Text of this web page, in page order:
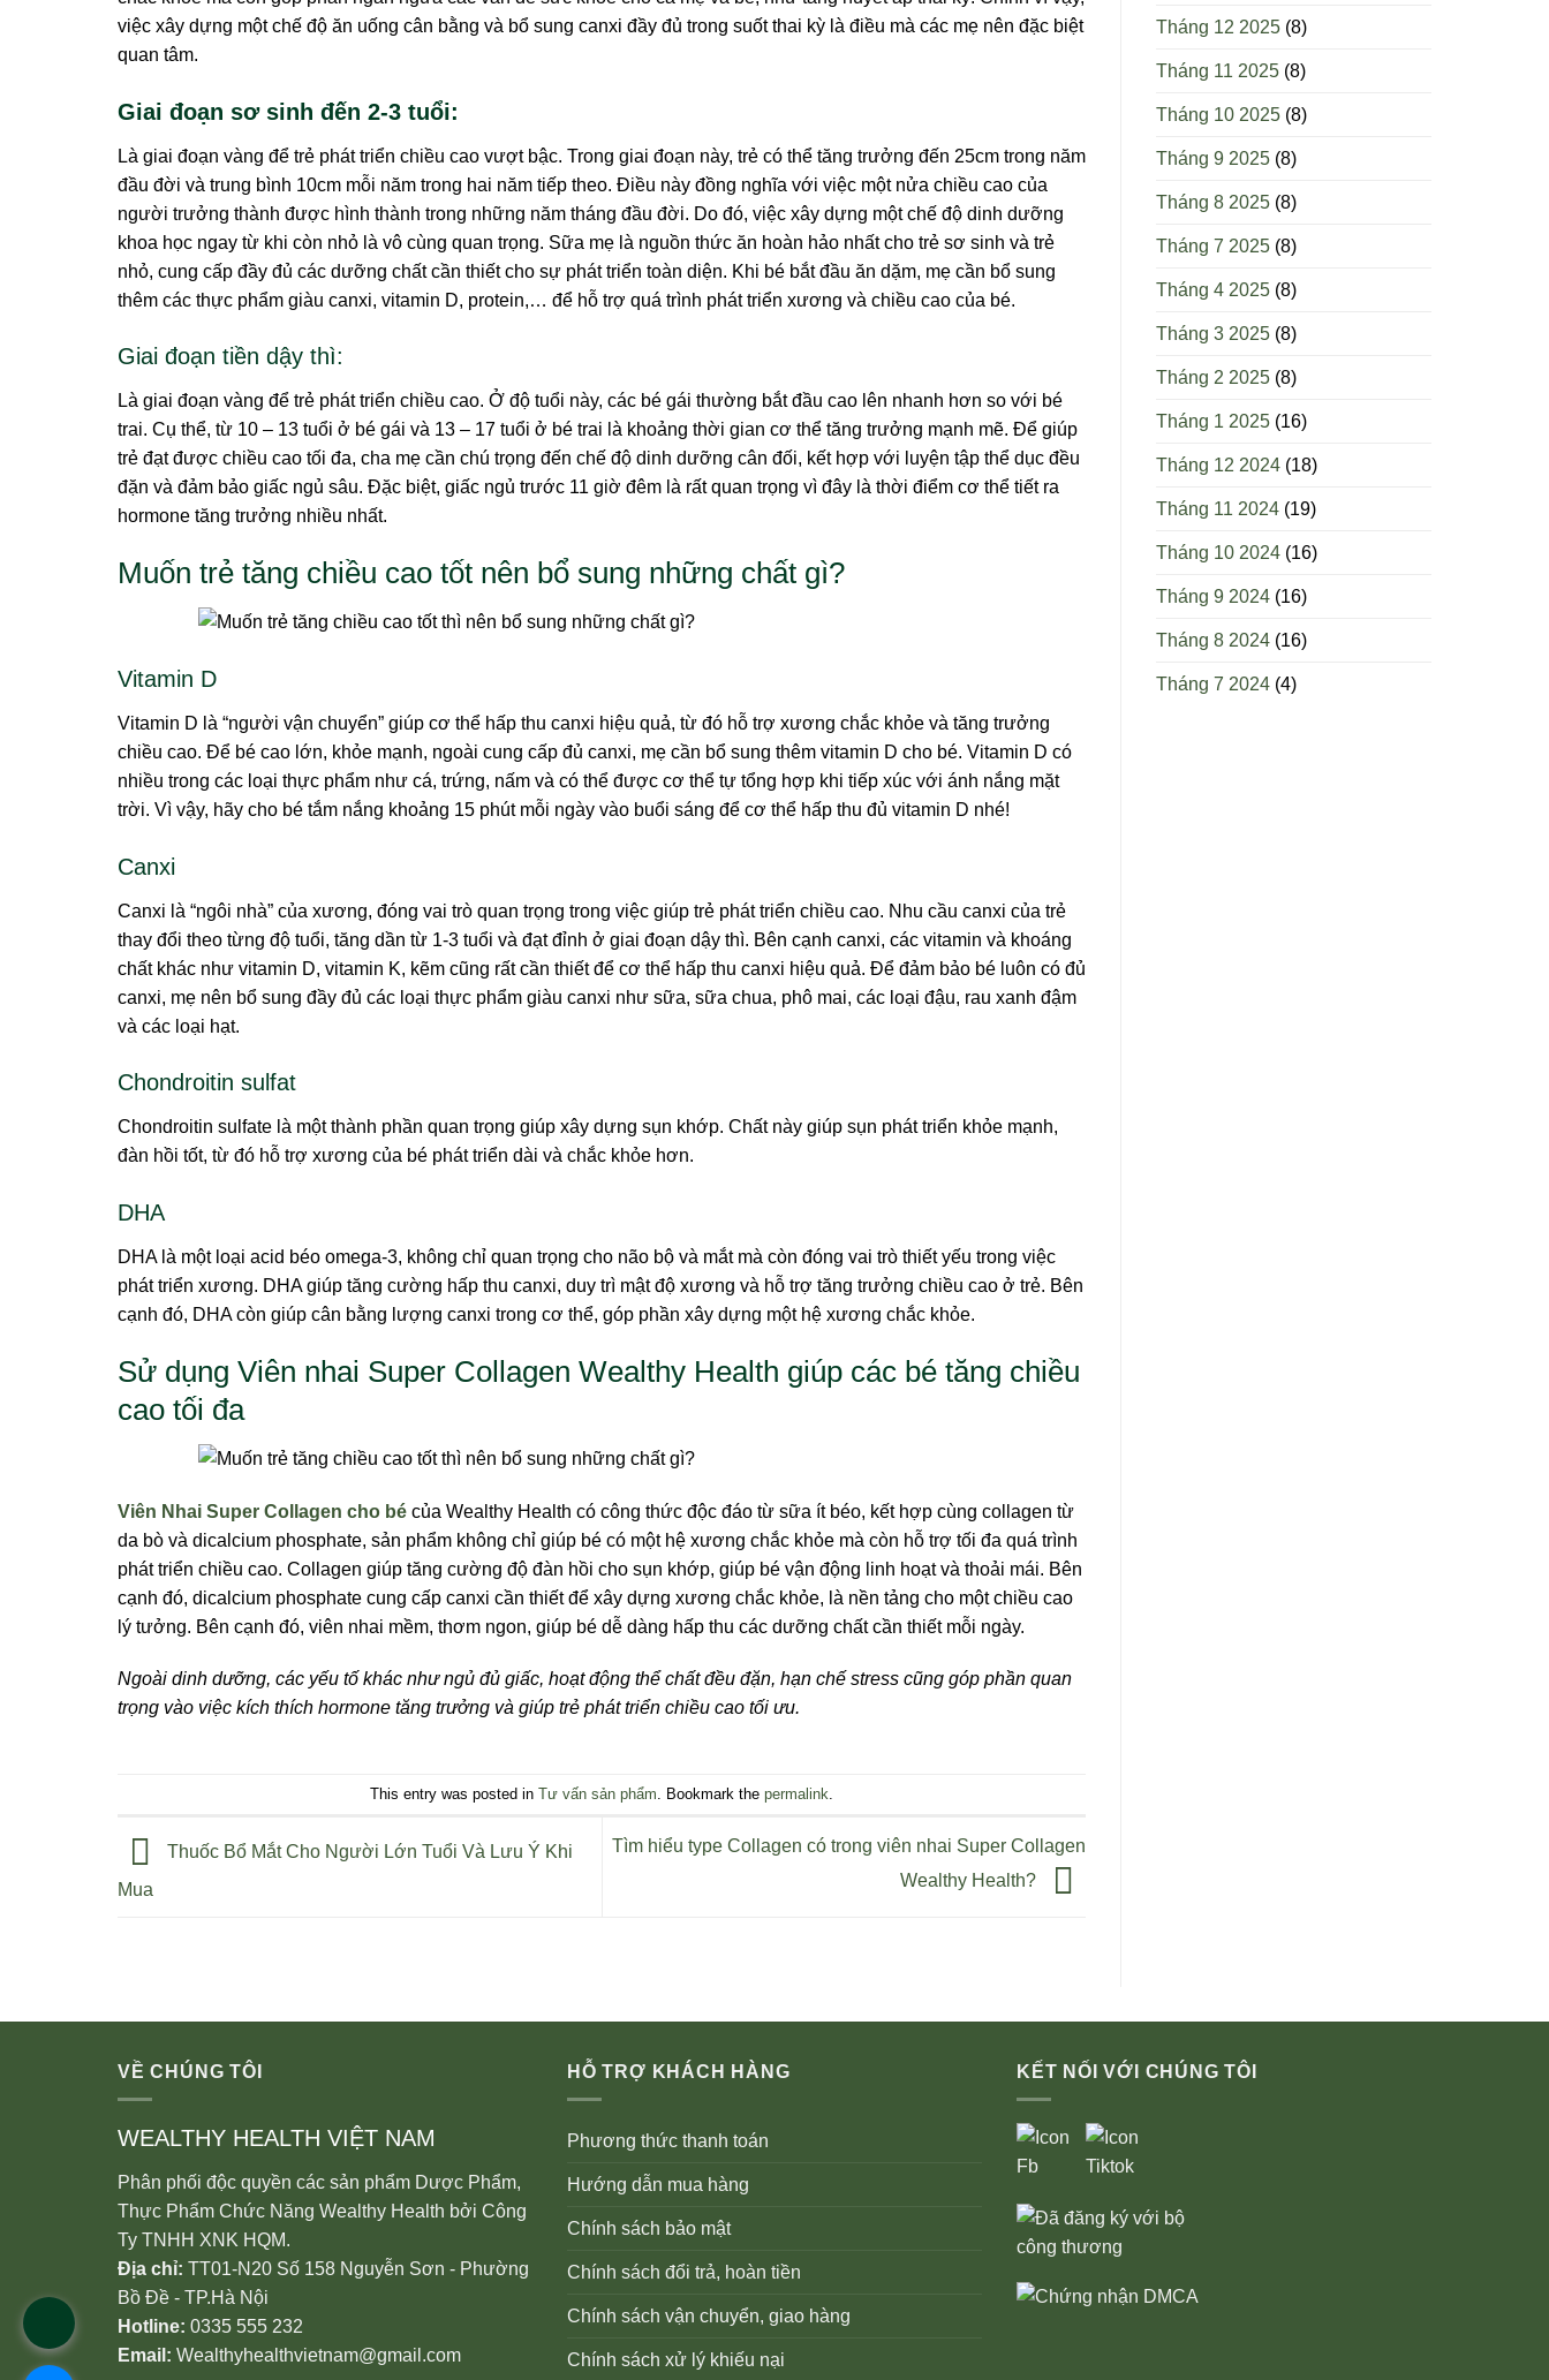
việc xây dựng một chế độ ăn uống cân bằng và bổ sung canxi đầy đủ trong suốt thai kỳ là điều mà các mẹ nên đặc biệt
quan tâm.
Giai đoạn sơ sinh đến 2-3 tuổi:
Là giai đoạn vàng để trẻ phát triển chiều cao vượt bậc. Trong giai đoạn này, trẻ có thể tăng trưởng đến 25cm trong năm
đầu đời và trung bình 10cm mỗi năm trong hai năm tiếp theo. Điều này đồng nghĩa với việc một nửa chiều cao của
người trưởng thành được hình thành trong những năm tháng đầu đời. Do đó, việc xây dựng một chế độ dinh dưỡng
khoa học ngay từ khi còn nhỏ là vô cùng quan trọng. Sữa mẹ là nguồn thức ăn hoàn hảo nhất cho trẻ sơ sinh và trẻ
nhỏ, cung cấp đầy đủ các dưỡng chất cần thiết cho sự phát triển toàn diện. Khi bé bắt đầu ăn dặm, mẹ cần bổ sung
thêm các thực phẩm giàu canxi, vitamin D, protein,… để hỗ trợ quá trình phát triển xương và chiều cao của bé.
Giai đoạn tiền dậy thì:
Là giai đoạn vàng để trẻ phát triển chiều cao. Ở độ tuổi này, các bé gái thường bắt đầu cao lên nhanh hơn so với bé
trai. Cụ thể, từ 10 – 13 tuổi ở bé gái và 13 – 17 tuổi ở bé trai là khoảng thời gian cơ thể tăng trưởng mạnh mẽ. Để giúp
trẻ đạt được chiều cao tối đa, cha mẹ cần chú trọng đến chế độ dinh dưỡng cân đối, kết hợp với luyện tập thể dục đều
đặn và đảm bảo giấc ngủ sâu. Đặc biệt, giấc ngủ trước 11 giờ đêm là rất quan trọng vì đây là thời điểm cơ thể tiết ra
hormone tăng trưởng nhiều nhất.
Muốn trẻ tăng chiều cao tốt nên bổ sung những chất gì?
Vitamin D
Vitamin D là “người vận chuyển” giúp cơ thể hấp thu canxi hiệu quả, từ đó hỗ trợ xương chắc khỏe và tăng trưởng
chiều cao. Để bé cao lớn, khỏe mạnh, ngoài cung cấp đủ canxi, mẹ cần bổ sung thêm vitamin D cho bé. Vitamin D có
nhiều trong các loại thực phẩm như cá, trứng, nấm và có thể được cơ thể tự tổng hợp khi tiếp xúc với ánh nắng mặt
trời. Vì vậy, hãy cho bé tắm nắng khoảng 15 phút mỗi ngày vào buổi sáng để cơ thể hấp thu đủ vitamin D nhé!
Canxi
Canxi là “ngôi nhà” của xương, đóng vai trò quan trọng trong việc giúp trẻ phát triển chiều cao. Nhu cầu canxi của trẻ
thay đổi theo từng độ tuổi, tăng dần từ 1-3 tuổi và đạt đỉnh ở giai đoạn dậy thì. Bên cạnh canxi, các vitamin và khoáng
chất khác như vitamin D, vitamin K, kẽm cũng rất cần thiết để cơ thể hấp thu canxi hiệu quả. Để đảm bảo bé luôn có đủ
canxi, mẹ nên bổ sung đầy đủ các loại thực phẩm giàu canxi như sữa, sữa chua, phô mai, các loại đậu, rau xanh đậm
và các loại hạt.
Chondroitin sulfat
Chondroitin sulfate là một thành phần quan trọng giúp xây dựng sụn khớp. Chất này giúp sụn phát triển khỏe mạnh,
đàn hồi tốt, từ đó hỗ trợ xương của bé phát triển dài và chắc khỏe hơn.
DHA
DHA là một loại acid béo omega-3, không chỉ quan trọng cho não bộ và mắt mà còn đóng vai trò thiết yếu trong việc
phát triển xương. DHA giúp tăng cường hấp thu canxi, duy trì mật độ xương và hỗ trợ tăng trưởng chiều cao ở trẻ. Bên
cạnh đó, DHA còn giúp cân bằng lượng canxi trong cơ thể, góp phần xây dựng một hệ xương chắc khỏe.
Sử dụng Viên nhai Super Collagen Wealthy Health giúp các bé tăng chiều
cao tối đa
Viên Nhai Super Collagen cho bé của Wealthy Health có công thức độc đáo từ sữa ít béo, kết hợp cùng collagen từ
da bò và dicalcium phosphate, sản phẩm không chỉ giúp bé có một hệ xương chắc khỏe mà còn hỗ trợ tối đa quá trình
phát triển chiều cao. Collagen giúp tăng cường độ đàn hồi cho sụn khớp, giúp bé vận động linh hoạt và thoải mái. Bên
cạnh đó, dicalcium phosphate cung cấp canxi cần thiết để xây dựng xương chắc khỏe, là nền tảng cho một chiều cao
lý tưởng. Bên cạnh đó, viên nhai mềm, thơm ngon, giúp bé dễ dàng hấp thu các dưỡng chất cần thiết mỗi ngày.
Ngoài dinh dưỡng, các yếu tố khác như ngủ đủ giấc, hoạt động thể chất đều đặn, hạn chế stress cũng góp phần quan
trọng vào việc kích thích hormone tăng trưởng và giúp trẻ phát triển chiều cao tối ưu.
This entry was posted in Tư vấn sản phẩm . Bookmark the permalink
Thuốc Bổ Mắt Cho Người Lớn Tuổi Và Lưu Ý Khi
Mua
Tìm hiểu type Collagen có trong viên nhai Super Collagen
Wealthy Health?
Tháng 12 2025 (8)
Tháng 11 2025 (8)
Tháng 10 2025 (8)
Tháng 9 2025 (8)
Tháng 8 2025 (8)
Tháng 7 2025 (8)
Tháng 4 2025 (8)
Tháng 3 2025 (8)
Tháng 2 2025 (8)
Tháng 1 2025 (16)
Tháng 12 2024 (18)
Tháng 11 2024 (19)
Tháng 10 2024 (16)
Tháng 9 2024 (16)
Tháng 8 2024 (16)
Tháng 7 2024 (4)
VỀ CHÚNG TÔI
WEALTHY HEALTH VIỆT NAM
Phân phối độc quyền các sản phẩm Dược Phẩm,
Thực Phẩm Chức Năng Wealthy Health bởi Công
Ty TNHH XNK HQM.
Địa chỉ: TT01-N20 Số 158 Nguyễn Sơn - Phường
Bồ Đề - TP.Hà Nội
Hotline: 0335 555 232
Email: Wealthyhealthvietnam@gmail.com
HỖ TRỢ KHÁCH HÀNG
Phương thức thanh toán
Hướng dẫn mua hàng
Chính sách bảo mật
Chính sách đổi trả, hoàn tiền
Chính sách vận chuyển, giao hàng
Chính sách xử lý khiếu nại
KẾT NỐI VỚI CHÚNG TÔI